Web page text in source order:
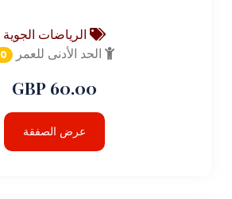
الرياضات الجوية
الحد الأدنى للعمر
0
60.00 GBP
عرض الصفقة